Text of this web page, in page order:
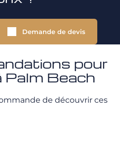
Demande de devis
pour
Beach
de découvrir ces